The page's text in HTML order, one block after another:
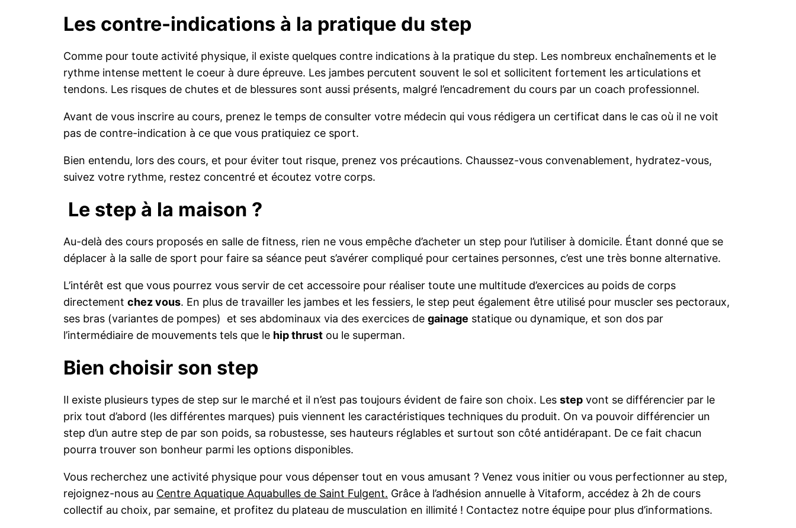
Les contre-indications à la pratique du step
Comme pour toute activité physique, il existe quelques contre indications à la pratique du step. Les nombreux enchaînements et le
rythme intense mettent le coeur à dure épreuve. Les jambes percutent souvent le sol et sollicitent fortement les articulations et
tendons. Les risques de chutes et de blessures sont aussi présents, malgré l’encadrement du cours par un coach professionnel.
Avant de vous inscrire au cours, prenez le temps de consulter votre médecin qui vous rédigera un certificat dans le cas où il ne voit
pas de contre-indication à ce que vous pratiquiez ce sport.
Bien entendu, lors des cours, et pour éviter tout risque, prenez vos précautions. Chaussez-vous convenablement, hydratez-vous,
suivez votre rythme, restez concentré et écoutez votre corps.
Le step à la maison ?
Au-delà des cours proposés en salle de fitness, rien ne vous empêche d’acheter un step pour l’utiliser à domicile. Étant donné que se
déplacer à la salle de sport pour faire sa séance peut s’avérer compliqué pour certaines personnes, c’est une très bonne alternative.
L’intérêt est que vous pourrez vous servir de cet accessoire pour réaliser toute une multitude d’exercices au poids de corps
directement chez vous. En plus de travailler les jambes et les fessiers, le step peut également être utilisé pour muscler ses pectoraux,
ses bras (variantes de pompes) et ses abdominaux via des exercices de gainage statique ou dynamique, et son dos par
l’intermédiaire de mouvements tels que le hip thrust ou le superman.
Bien choisir son step
Il existe plusieurs types de step sur le marché et il n’est pas toujours évident de faire son choix. Les step vont se différencier par le
prix tout d’abord (les différentes marques) puis viennent les caractéristiques techniques du produit. On va pouvoir différencier un
step d’un autre step de par son poids, sa robustesse, ses hauteurs réglables et surtout son côté antidérapant. De ce fait chacun
pourra trouver son bonheur parmi les options disponibles.
Vous recherchez une activité physique pour vous dépenser tout en vous amusant ? Venez vous initier ou vous perfectionner au step,
rejoignez-nous au Centre Aquatique Aquabulles de Saint Fulgent. Grâce à l’adhésion annuelle à Vitaform, accédez à 2h de cours
collectif au choix, par semaine, et profitez du plateau de musculation en illimité ! Contactez notre équipe pour plus d’informations.